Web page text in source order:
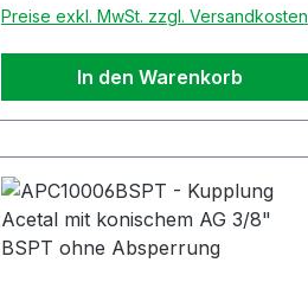
Preise exkl. MwSt. zzgl. Versandkosten
In den Warenkorb